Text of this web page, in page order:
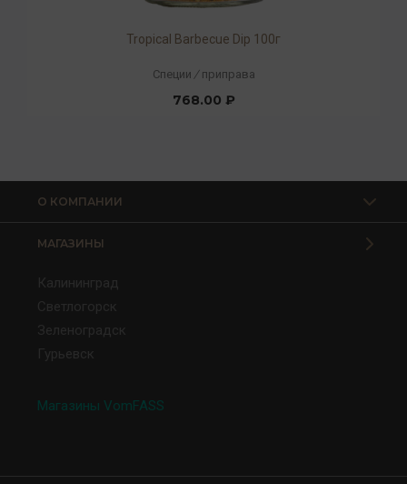
Tropical Barbecue Dip 100г
Специи / приправа
768.00 ₽
О КОМПАНИИ
МАГАЗИНЫ
Калининград
Светлогорск
Зеленоградск
Гурьевск
Магазины VomFASS